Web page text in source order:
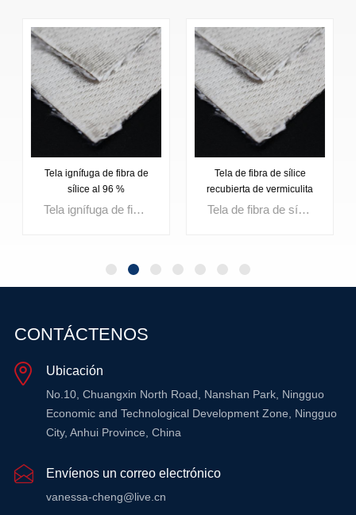
Tela ignífuga de fibra de
sílice al 96 %
Tela ignífuga de fibra de sílice al 96 % Es un tejido aislante de alta temperatura fabricado con fibras de sílice de alta pureza que contienen más del 96 % de SiO₂. Diseñado para entornos de calor extremo, este tejido de sílice ofrece excelente estabilidad térmica, baja contracción y una resistencia excepcional al calor radiante y a la exposición a las llamas. Adecuado para mantas de soldadura, cortinas cortafuegos, aislamiento de hornos y protección de metal fundido, el paño de fibra de sílice al 96 % brinda protección contra incendios confiable y un rendimiento a largo plazo en aplicaciones industriales exigentes.
MÁS
INFORMACIÓN
Tela de fibra de sílice
recubierta de vermiculita
Tela de fibra de sílice recubierta de vermiculita Es un tejido aislante de alta temperatura fabricado con un 96 % de fibra de sílice y un revestimiento protector de vermiculita. Diseñado para entornos de calor extremo y metal fundido, este tejido ofrece mayor resistencia a las chispas, mayor durabilidad superficial y una estabilidad térmica superior en comparación con el tejido de sílice sin revestimiento. Se utiliza ampliamente para mantas de soldadura, cortinas cortafuegos, barreras de aislamiento de hornos y protección contra salpicaduras de material fundido en aplicaciones industriales exigentes.
CONTÁCTENOS
Ubicación
No.10, Chuangxin North Road, Nanshan Park, Ningguo
Economic and Technological Development Zone, Ningguo
City, Anhui Province, China
Envíenos un correo electrónico
vanessa-cheng@live.cn